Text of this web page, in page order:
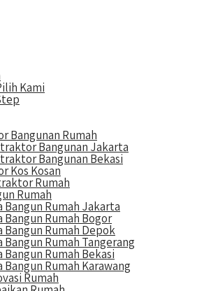
Kami
Bangunan Rumah
Bangunan Jakarta
Bangunan Bekasi
Kos Kosan
Rumah
Rumah
Bangun Rumah Jakarta
Bangun Rumah Bogor
Bangun Rumah Depok
Bangun Rumah Tangerang
Bangun Rumah Bekasi
Bangun Rumah Karawang
Rumah